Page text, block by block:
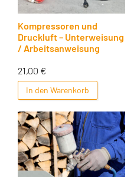
Kompressoren und
Druckluft – Unterweisung
/ Arbeitsanweisung
21,00 €
In den Warenkorb